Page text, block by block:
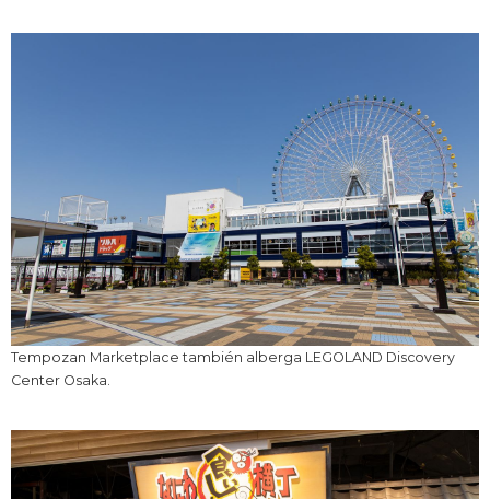
Tempozan Marketplace también alberga LEGOLAND Discovery
Center Osaka.